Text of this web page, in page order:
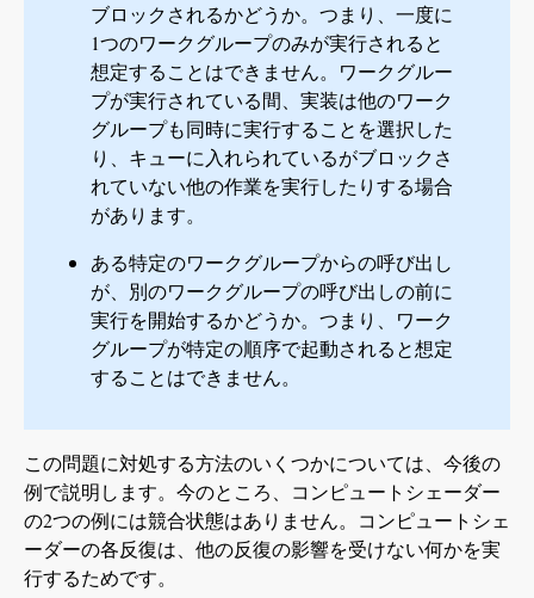
ブロックされるかどうか。つまり、一度に
1つのワークグループのみが実行されると
想定することはできません。ワークグルー
プが実行されている間、実装は他のワーク
グループも同時に実行することを選択した
り、キューに入れられているがブロックさ
れていない他の作業を実行したりする場合
があります。
ある特定のワークグループからの呼び出し
が、別のワークグループの呼び出しの前に
実行を開始するかどうか。つまり、ワーク
グループが特定の順序で起動されると想定
することはできません。
この問題に対処する方法のいくつかについては、今後の
例で説明します。今のところ、コンピュートシェーダー
の2つの例には競合状態はありません。コンピュートシェ
ーダーの各反復は、他の反復の影響を受けない何かを実
行するためです。